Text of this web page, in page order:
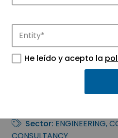
Discover the
innovation in APTE’s
ULMA
Sector: ENGINEERING,
He leído y acepto la